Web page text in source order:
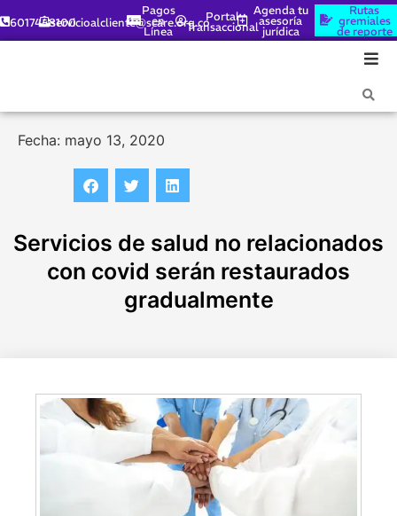
6017448100servicioalcliente@scare.org.co
Pagos
en
Línea
Portal
Transaccional
Agenda tu
asesoría
jurídica
Rutas
gremiales
de reporte
Fecha: mayo 13, 2020
Servicios de salud no relacionados
con covid serán restaurados
gradualmente